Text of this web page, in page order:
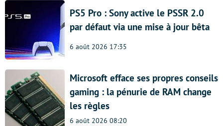
PS5 Pro : Sony active le PSSR 2.0
par défaut via une mise à jour bêta
6 août 2026 17:35
Microsoft efface ses propres conseils
gaming : la pénurie de RAM change
les règles
6 août 2026 08:20